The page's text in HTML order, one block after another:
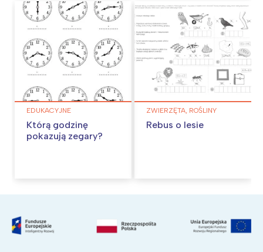
EDUKACYJNE
Którą godzinę
pokazują zegary?
ZWIERZĘTA, ROŚLINY
Rebus o lesie